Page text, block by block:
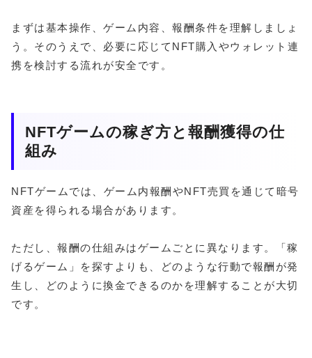
まずは基本操作、ゲーム内容、報酬条件を理解しましょ
う。そのうえで、必要に応じてNFT購入やウォレット連
携を検討する流れが安全です。
NFTゲームの稼ぎ方と報酬獲得の仕
組み
NFTゲームでは、ゲーム内報酬やNFT売買を通じて暗号
資産を得られる場合があります。
ただし、報酬の仕組みはゲームごとに異なります。「稼
げるゲーム」を探すよりも、どのような行動で報酬が発
生し、どのように換金できるのかを理解することが大切
です。